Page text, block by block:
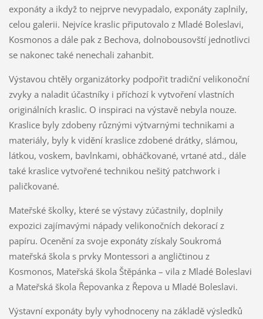
exponáty a ikdyž to nejprve nevypadalo, exponáty zaplnily,
celou galerii. Nejvíce kraslic připutovalo z Mladé Boleslavi,
Kosmonos a dále pak z Bechova, dolnobousovští jednotlivci
se nakonec také nenechali zahanbit.
Výstavou chtěly organizátorky podpořit tradiční velikonoční
zvyky a naladit účastníky i příchozí k vytvoření vlastních
originálních kraslic. O inspiraci na výstavě nebyla nouze.
Kraslice byly zdobeny různými výtvarnými technikami a
materiály, byly k vidění kraslice zdobené drátky, slámou,
látkou, voskem, bavlnkami, obháčkované, vrtané atd., dále
také kraslice vytvořené technikou nešitý patchwork i
paličkované.
Mateřské školky, které se výstavy zúčastnily, doplnily
expozici zajímavými nápady velikonočních dekorací z
papíru. Ocenění za svoje exponáty získaly Soukromá
mateřská škola s prvky Montessori a angličtinou z
Kosmonos, Mateřská škola Štěpánka – vila z Mladé Boleslavi
a Mateřská škola Řepovanka z Řepova u Mladé Boleslavi.
Výstavní exponáty byly vyhodnoceny na základě výsledků